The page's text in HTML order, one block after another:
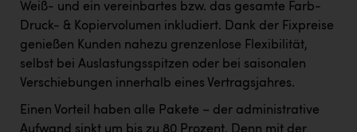
RE/MAX Welcome
Resch&Frisch
RUBBLE MASTER
Weiß- und ein vereinbartes bzw. das gesamte Farb-
Druck- & Kopiervolumen inkludiert. Dank der Fixpreise
genießen Kunden nahezu grenzenlose Flexibilität,
selbst bei Auslastungsspitzen oder bei saisonalen
Verschiebungen innerhalb eines Vertragsjahres.
Einen Vorteil haben alle Pakete – der administrative